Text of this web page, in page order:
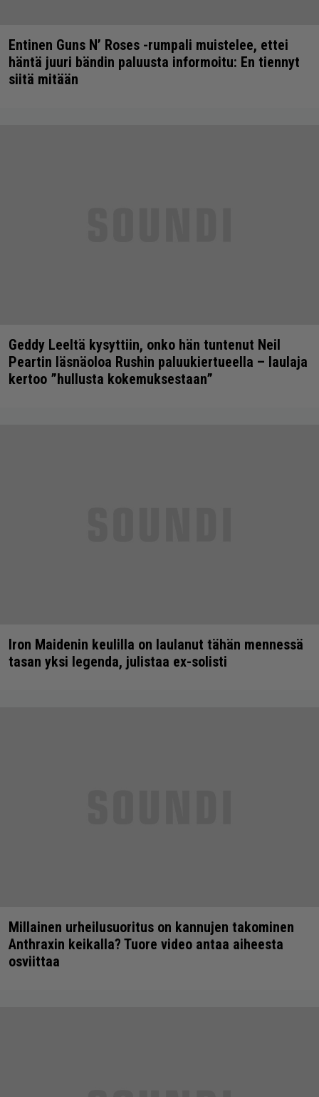
Entinen Guns N’ Roses -rumpali muistelee, ettei
häntä juuri bändin paluusta informoitu: En tiennyt
siitä mitään
Geddy Leeltä kysyttiin, onko hän tuntenut Neil
Peartin läsnäoloa Rushin paluukiertueella – laulaja
kertoo ”hullusta kokemuksestaan”
Iron Maidenin keulilla on laulanut tähän mennessä
tasan yksi legenda, julistaa ex-solisti
Millainen urheilusuoritus on kannujen takominen
Anthraxin keikalla? Tuore video antaa aiheesta
osviittaa